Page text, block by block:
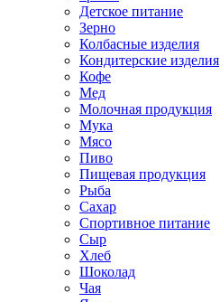
Детское питание
Зерно
Колбасные изделия
Кондитерские изделия
Кофе
Мед
Молочная продукция
Мука
Мясо
Пиво
Пищевая продукция
Рыба
Сахар
Спортивное питание
Сыр
Хлеб
Шоколад
Чая